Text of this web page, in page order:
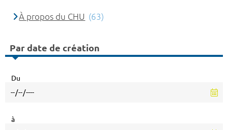
À propos du CHU (63)
Par date de création
Du
à